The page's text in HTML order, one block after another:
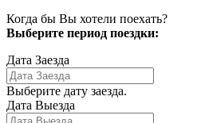
Когда бы Вы хотели поехать?
Выберите период поездки:
Дата Заезда
Выберите дату заезда.
Дата Выезда